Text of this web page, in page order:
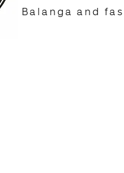
Balanga and